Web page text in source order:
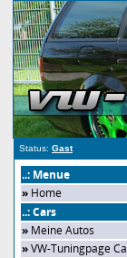
Status: Gast
..: Menue
» Home
..: Cars
» Meine Autos
»VW-Tuningpage